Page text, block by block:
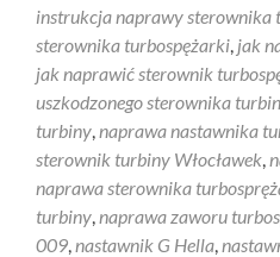
instrukcja naprawy sterownika
sterownika turbospężarki, jak
jak naprawić sterownik
uszkodzonego sterownika
turbiny,naprawa nastawnika
sterownik turbiny Włocławek,
naprawa sterownika
turbiny,naprawa zaworu
009,nastawnik G Hella,